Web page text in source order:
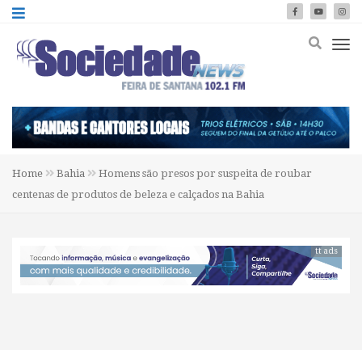
Home Bahia
Homens são presos por suspeita de roubar
centenas de produtos de beleza e calçados na Bahia
tt ads